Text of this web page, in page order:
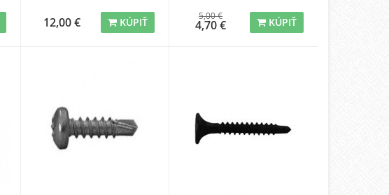
12,00 € KÚPIŤ
5,00 €
4,70 € KÚPIŤ